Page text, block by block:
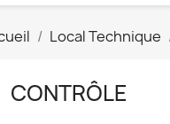
Local Technique
CONTRÔLE